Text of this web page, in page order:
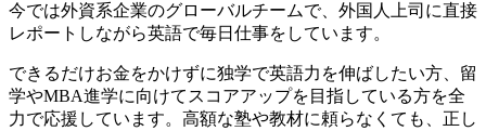
今では外資系企業のグローバルチームで、外国人上司に直接
レポートしながら英語で毎日仕事をしています。
できるだけお金をかけずに独学で英語力を伸ばしたい方、留
学やMBA進学に向けてスコアアップを目指している方を全
力で応援しています。高額な塾や教材に頼らなくても、正し